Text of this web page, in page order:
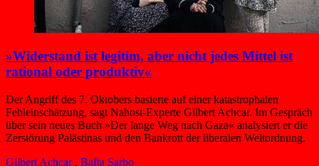
»Widerstand ist legitim, aber nicht jedes Mittel ist
rational oder produktiv«
Der Angriff des 7. Oktobers basierte auf einer katastrophalen
Fehleinschätzung, sagt Nahost-Experte Gilbert Achcar. Im Gespräch
über sein neues Buch »Der lange Weg nach Gaza« analysiert er die
Zerstörung Palästinas und den Bankrott der liberalen Weltordnung.
Gilbert Achcar , Bafta Sarbo